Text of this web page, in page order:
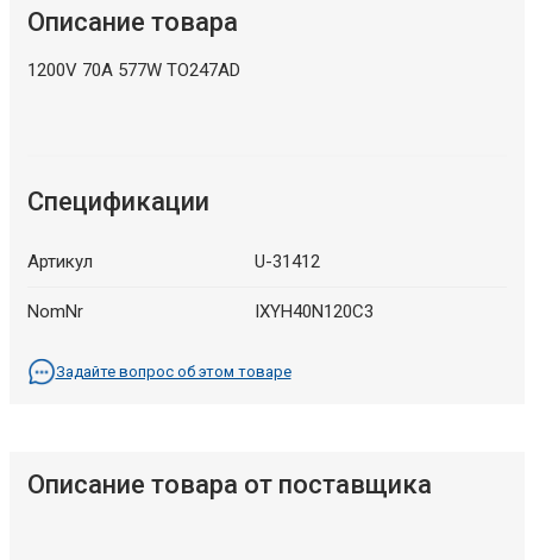
Описание товара
1200V 70A 577W TO247AD
Спецификации
Артикул U-31412
NomNr IXYH40N120C3
Задайте вопрос об этом товаре
Описание товара от поставщика